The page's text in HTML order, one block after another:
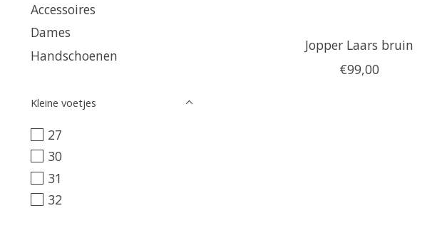
Accessoires
Dames
Handschoenen
Kleine voetjes
27
30
31
32
Jopper Laars bruin
€99,00